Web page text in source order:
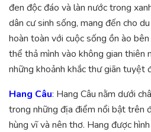
đen độc đáo và làn nước trong
dân cư sinh sống, mang đến cho
hoàn toàn với cuộc sống ồn ào
thể thả mình vào không gian thiên
những khoảnh khắc thư giãn tuyệt
Hang Câu: Hang Câu nằm dưới
trong những địa điểm nổi bật trên
hùng vĩ và nên thơ. Hang được